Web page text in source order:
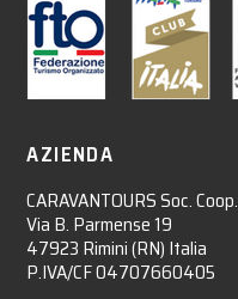
AZIENDA
CARAVANTOURS Soc. Coop.
Via B. Parmense 19
47923 Rimini (RN) Italia
P.IVA/CF 04707660405